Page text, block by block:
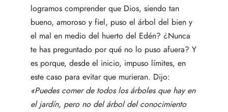
logramos comprender que Dios, siendo tan
bueno, amoroso y fiel, puso el árbol del bien y
el mal en medio del huerto del Edén? ¿Nunca
te has preguntado por qué no lo puso afuera? Y
es porque, desde el inicio, impuso límites, en
este caso para evitar que murieran. Dijo:
«Puedes comer de todos los árboles que hay en
el jardín, pero no del árbol del conocimiento